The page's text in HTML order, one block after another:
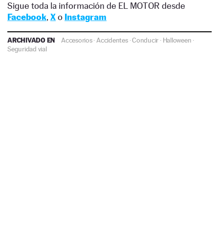
Sigue toda la información de EL MOTOR desde
Facebook, Xo Instagram
ARCHIVADO EN Accesorios·Accidentes·Conducir · Halloween ·
Seguridad vial